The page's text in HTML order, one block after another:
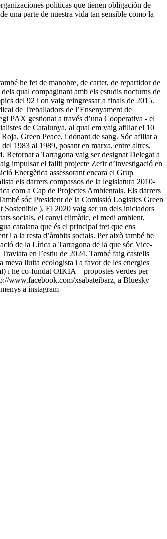
políticas que tienen obligación de
una parte de nuestra vida tan sensible como la
he fet de manobre, de carter, de repartidor de
qual compaginant amb els estudis nocturns de
del 92 i on vaig reingressar a finals de 2015.
de Treballadors de l’Ensenyament de
PAX gestionat a través d’una Cooperativa - el
de Catalunya, al qual em vaig afiliar el 10
Green Peace, i donant de sang. Sóc afiliat a
1983 al 1989, posant en marxa, entre altres,
a Tarragona vaig ser designat Delegat a
impulsar el fallit projecte Zefir d’investigació en
Energètica assessorant encara el Grup
els darrers compassos de la legislatura 2010-
com a Cap de Projectes Ambientals. Els darrers
sóc President de la Comissió Logistics Green
Sostenible ). El 2020 vaig ser un dels iniciadors
socials, el canvi climàtic, el medi ambient,
catalana que és el principal tret que ens
i a la resta d’àmbits socials. Per això també he
de la Lírica a Tarragona de la que sóc Vice-
en l’estiu de 2024. També faig castells
meva lluita ecologista i a favor de les energies
i he co-fundat OIKIA – propostes verdes per
www.facebook.com/xsabateibarz, a Bluesky
a instagram